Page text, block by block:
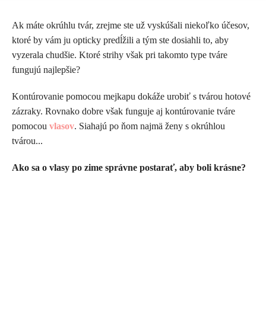
Ak máte okrúhlu tvár, zrejme ste už vyskúšali niekoľko účesov,
ktoré by vám ju opticky predĺžili a tým ste dosiahli to, aby
vyzerala chudšie. Ktoré strihy však pri takomto type tváre
fungujú najlepšie?
Kontúrovanie pomocou mejkapu dokáže urobiť s tvárou hotové
zázraky. Rovnako dobre však funguje aj kontúrovanie tváre
pomocou vlasov. Siahajú po ňom najmä ženy s okrúhlou
tvárou...
Ako sa o vlasy po zime správne postarať, aby boli krásne?